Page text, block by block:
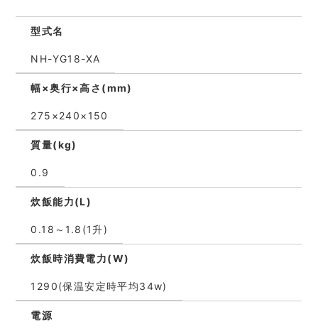
型式名
NH-YG18-XA
幅×奥行×高さ(mm)
275×240×150
質量(kg)
0.9
炊飯能力(L)
0.18～1.8(1升)
炊飯時消費電力(W)
1290(保温安定時平均34w)
電源